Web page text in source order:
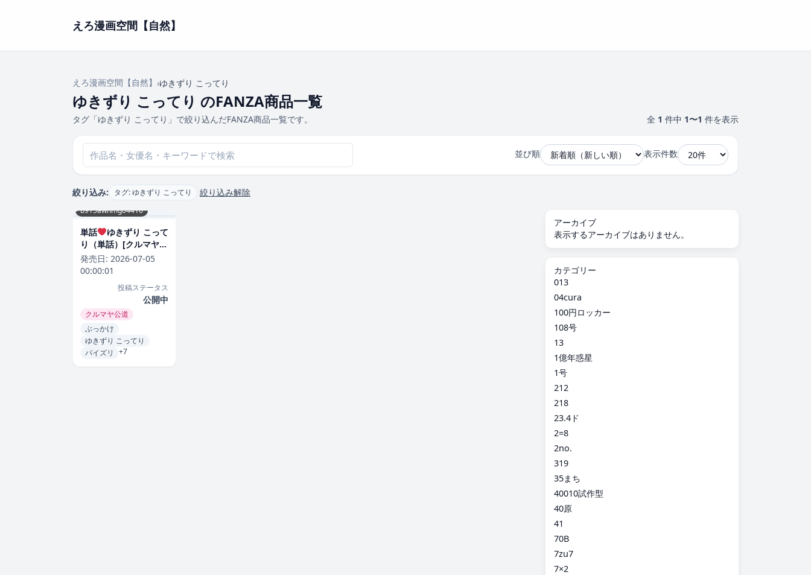
えろ漫画空間【自然】
えろ漫画空間【自然】 ›ゆきずり こってり
ゆきずり こってり のFANZA商品一覧
タグ「ゆきずり こってり」で絞り込んだFANZA商品一覧です。 全 1 件中 1〜1 件を表示
並び順 表示件数
絞り込み: タグ: ゆきずり こってり 絞り込み解除
b915awnmg04416
単話
ゆきずり こって
り（単話）[クルマヤ公
道]
発売日: 2026-07-05
00:00:01
投稿ステータス
公開中
クルマヤ公道
ぶっかけ
ゆきずり こってり
パイズリ
+7
アーカイブ
表示するアーカイブはありません。
カテゴリー
013
04cura
100円ロッカー
108号
13
1億年惑星
1号
212
218
23.4ド
2=8
2no.
319
35まち
40010試作型
40原
41
70B
7zu7
7×2